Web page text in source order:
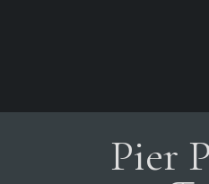
Pier